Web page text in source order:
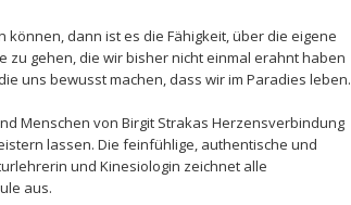
dann ist es die Fähigkeit, über die eigene
zu gehen, die wir bisher nicht einmal erahnt haben
uns bewusst machen, dass wir im Paradies leben.
Menschen von Birgit Strakas Herzensverbindung
lassen. Die feinfühlige, authentische und
und Kinesiologin zeichnet alle
aus.